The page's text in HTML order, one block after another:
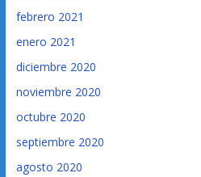
febrero 2021
enero 2021
diciembre 2020
noviembre 2020
octubre 2020
septiembre 2020
agosto 2020